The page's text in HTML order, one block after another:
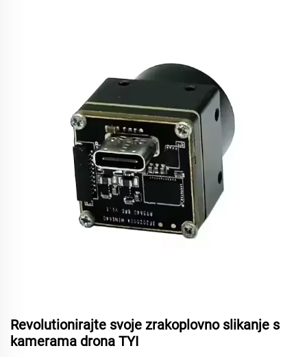
Revolutionirajte svoje zrakoplovno slikanje s
kamerama drona TYI